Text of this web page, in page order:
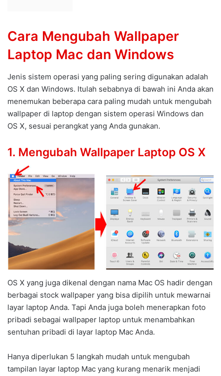
Cara Mengubah Wallpaper
Laptop Mac dan Windows
Jenis sistem operasi yang paling sering digunakan adalah
OS X dan Windows. Itulah sebabnya di bawah ini Anda akan
menemukan beberapa cara paling mudah untuk mengubah
wallpaper di laptop dengan sistem operasi Windows dan
OS X, sesuai perangkat yang Anda gunakan.
1. Mengubah Wallpaper Laptop OS X
OS X yang juga dikenal dengan nama Mac OS hadir dengan
berbagai stock wallpaper yang bisa dipilih untuk mewarnai
layar laptop Anda. Tapi Anda juga boleh menerapkan foto
pribadi sebagai wallpaper laptop untuk menambahkan
sentuhan pribadi di layar laptop Mac Anda.
Hanya diperlukan 5 langkah mudah untuk mengubah
tampilan layar laptop Mac yang kurang menarik menjadi